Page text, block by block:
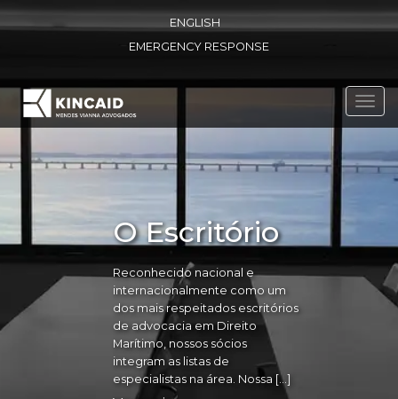
ENGLISH
EMERGENCY RESPONSE
O Escritório
Reconhecido nacional e
internacionalmente como um
dos mais respeitados escritórios
de advocacia em Direito
Marítimo, nossos sócios
integram as listas de
especialistas na área. Nossa […]